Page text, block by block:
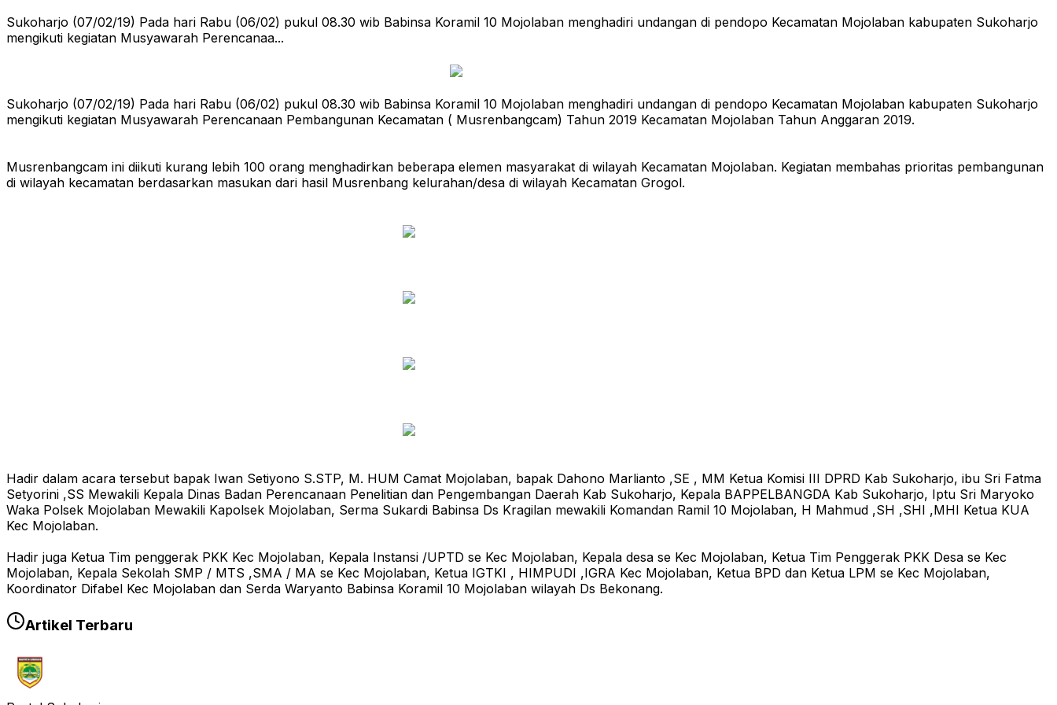
Sukoharjo (07/02/19) Pada hari Rabu (06/02) pukul 08.30 wib Babinsa Koramil 10 Mojolaban menghadiri undangan di pendopo Kecamatan Mojolaban kabupaten Sukoharjo
mengikuti kegiatan Musyawarah Perencanaa...
Sukoharjo (07/02/19) Pada hari Rabu (06/02) pukul 08.30 wib Babinsa Koramil 10 Mojolaban menghadiri undangan di pendopo Kecamatan Mojolaban kabupaten Sukoharjo
mengikuti kegiatan Musyawarah Perencanaan Pembangunan Kecamatan ( Musrenbangcam) Tahun 2019 Kecamatan Mojolaban Tahun Anggaran 2019.
Musrenbangcam ini diikuti kurang lebih 100 orang menghadirkan beberapa elemen masyarakat di wilayah Kecamatan Mojolaban. Kegiatan membahas prioritas pembangunan
di wilayah kecamatan berdasarkan masukan dari hasil Musrenbang kelurahan/desa di wilayah Kecamatan Grogol.
Hadir dalam acara tersebut bapak Iwan Setiyono S.STP, M. HUM Camat Mojolaban, bapak Dahono Marlianto ,SE , MM Ketua Komisi III DPRD Kab Sukoharjo, ibu Sri Fatma
Setyorini ,SS Mewakili Kepala Dinas Badan Perencanaan Penelitian dan Pengembangan Daerah Kab Sukoharjo, Kepala BAPPELBANGDA Kab Sukoharjo, Iptu Sri Maryoko
Waka Polsek Mojolaban Mewakili Kapolsek Mojolaban, Serma Sukardi Babinsa Ds Kragilan mewakili Komandan Ramil 10 Mojolaban, H Mahmud ,SH ,SHI ,MHI Ketua KUA
Kec Mojolaban.
Hadir juga Ketua Tim penggerak PKK Kec Mojolaban, Kepala Instansi /UPTD se Kec Mojolaban, Kepala desa se Kec Mojolaban, Ketua Tim Penggerak PKK Desa se Kec
Mojolaban, Kepala Sekolah SMP / MTS ,SMA / MA se Kec Mojolaban, Ketua IGTKI , HIMPUDI ,IGRA Kec Mojolaban, Ketua BPD dan Ketua LPM se Kec Mojolaban,
Koordinator Difabel Kec Mojolaban dan Serda Waryanto Babinsa Koramil 10 Mojolaban wilayah Ds Bekonang.
Artikel Terbaru